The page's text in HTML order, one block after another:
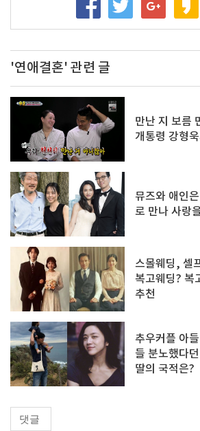
'연애결혼' 관련 글
만난 지 보름
개통령 강형
뮤즈와 애인
로 만나 사랑
스몰웨딩, 셀
복고웨딩? 복
추천
추우커플 아
들 분노했다
딸의 국적은?
댓글